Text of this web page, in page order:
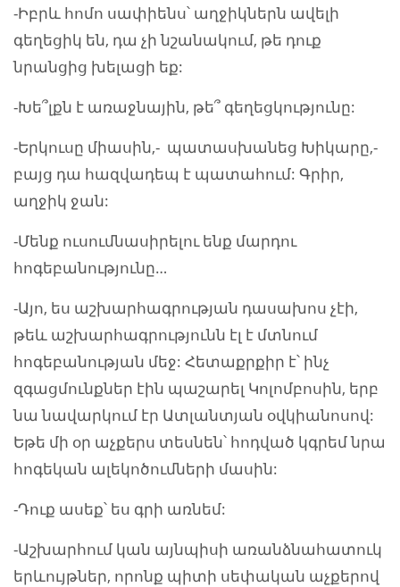
-Իբրև հոմո սափիենս՝ աղջիկներն ավելի
գեղեցիկ են, դա չի նշանակում, թե դուք
նրանցից խելացի եք:
-Խե՞լքն է առաջնային, թե՞ գեղեցկությունը:
-Երկուսը միասին,- պատասխանեց Խիկարը,-
բայց դա հազվադեպ է պատահում: Գրիր,
աղջիկ ջան:
-Մենք ուսումնասիրելու ենք մարդու
հոգեբանությունը…
-Այո, ես աշխարհագրության դասախոս չէի,
թեև աշխարհագրությունն էլ է մտնում
հոգեբանության մեջ: Հետաքրքիր է՝ ինչ
զգացմունքներ էին պաշարել Կոլոմբոսին, երբ
նա նավարկում էր Ատլանտյան օվկիանոսով:
Եթե մի օր աչքերս տեսնեն՝ հոդված կգրեմ նրա
հոգեկան ալեկոծումների մասին:
-Դուք ասեք՝ ես գրի առնեմ:
-Աշխարհում կան այնպիսի առանձնահատուկ
երևույթներ, որոնք պիտի սեփական աչքերով